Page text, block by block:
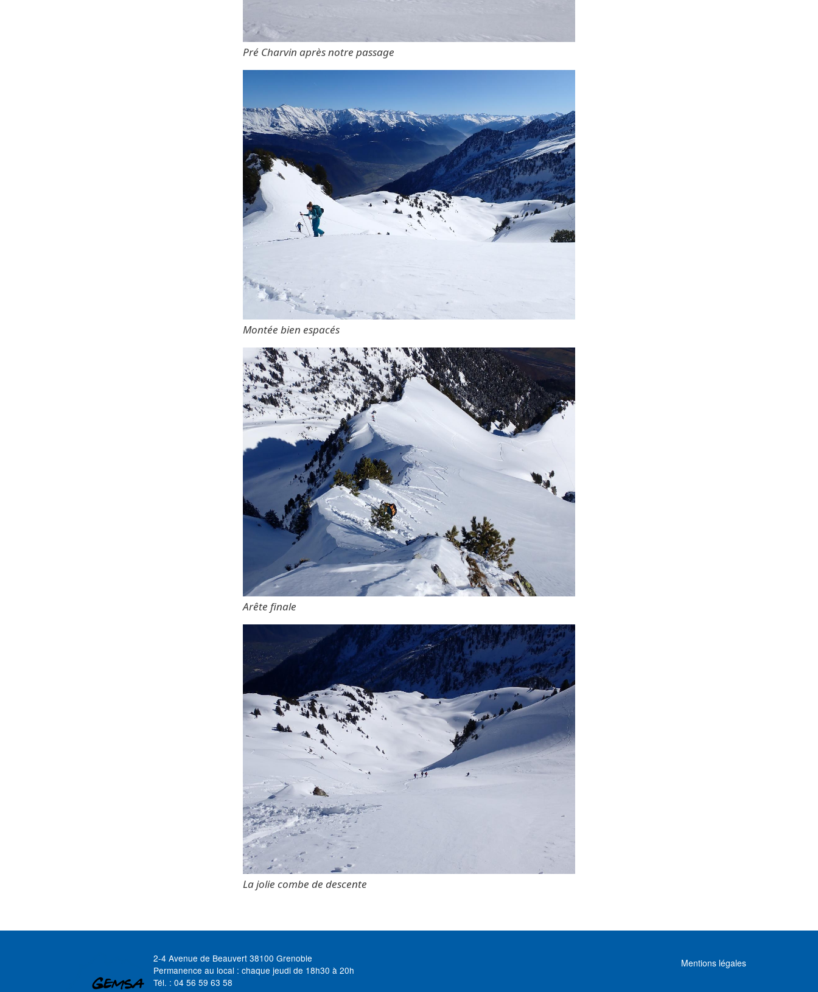
Pré Charvin après notre passage
Montée bien espacés
Arête finale
La jolie combe de descente
2-4 Avenue de Beauvert 38100 Grenoble
Permanence au local : chaque jeudi de 18h30 à 20h
Tél. : 04 56 59 63 58
Mentions légales